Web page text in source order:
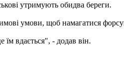
утримують обидва береги.
умови, щоб намагатися
їм вдається", - додав він.